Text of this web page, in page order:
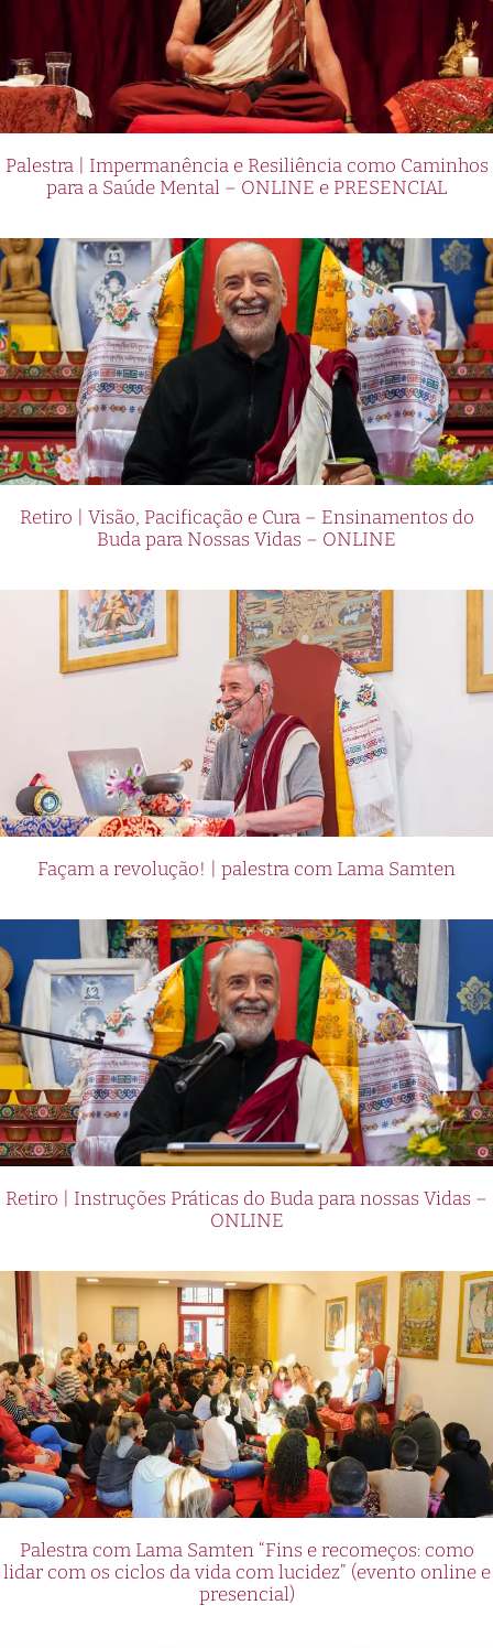
Palestra | Impermanência e Resiliência como Caminhos
para a Saúde Mental – ONLINE e PRESENCIAL
Retiro | Visão, Pacificação e Cura – Ensinamentos do
Buda para Nossas Vidas – ONLINE
Façam a revolução! | palestra com Lama Samten
Retiro | Instruções Práticas do Buda para nossas Vidas –
ONLINE
Palestra com Lama Samten “Fins e recomeços: como
lidar com os ciclos da vida com lucidez” (evento online e
presencial)